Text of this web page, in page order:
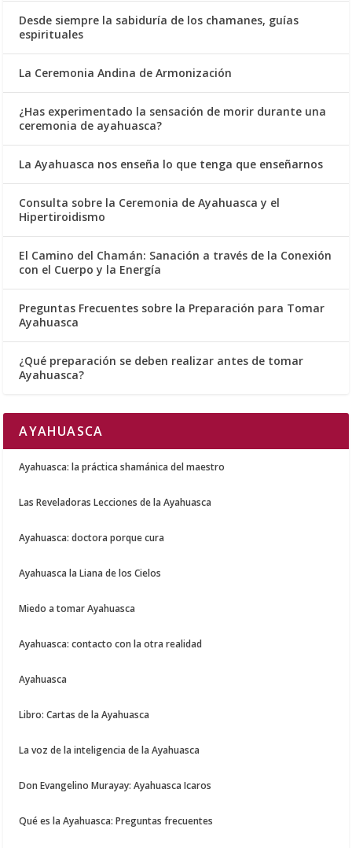
Desde siempre la sabiduría de los chamanes, guías
espirituales
La Ceremonia Andina de Armonización
¿Has experimentado la sensación de morir durante una
ceremonia de ayahuasca?
La Ayahuasca nos enseña lo que tenga que enseñarnos
Consulta sobre la Ceremonia de Ayahuasca y el
Hipertiroidismo
El Camino del Chamán: Sanación a través de la Conexión
con el Cuerpo y la Energía
Preguntas Frecuentes sobre la Preparación para Tomar
Ayahuasca
¿Qué preparación se deben realizar antes de tomar
Ayahuasca?
AYAHUASCA
Ayahuasca: la práctica shamánica del maestro
Las Reveladoras Lecciones de la Ayahuasca
Ayahuasca: doctora porque cura
Ayahuasca la Liana de los Cielos
Miedo a tomar Ayahuasca
Ayahuasca: contacto con la otra realidad
Ayahuasca
Libro: Cartas de la Ayahuasca
La voz de la inteligencia de la Ayahuasca
Don Evangelino Murayay: Ayahuasca Icaros
Qué es la Ayahuasca: Preguntas frecuentes